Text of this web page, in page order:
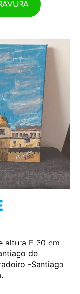
altura E 30 cm
de
-Santiago